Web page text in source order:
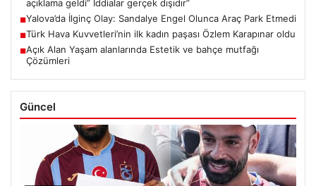
açıklama geldi” İddialar gerçek dışıdır”
■Yalova’da İlginç Olay: Sandalye Engel Olunca Araç Park Etmedi
■Türk Hava Kuvvetleri’nin ilk kadın paşası Özlem Karapınar oldu
■Açık Alan Yaşam alanlarında Estetik ve bahçe mutfağı
Çözümleri
Güncel